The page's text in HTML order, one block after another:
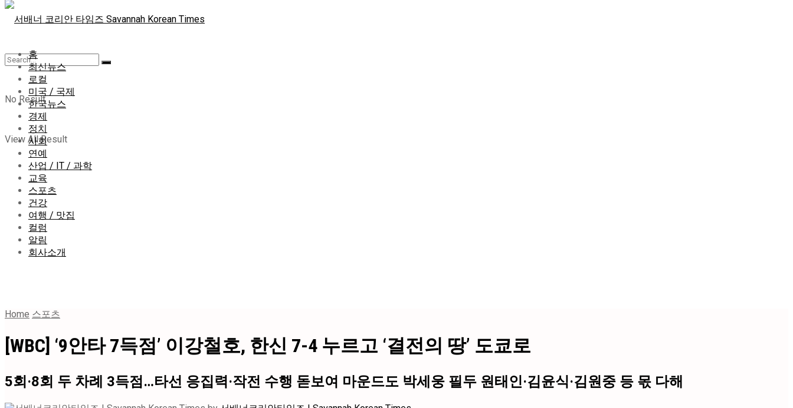
No Result
View All Result
홈
최신뉴스
로컬
미국 / 국제
한국뉴스
경제
정치
사회
연예
산업 / IT / 과학
교육
스포츠
건강
여행 / 맛집
컬럼
알림
회사소개
Home 스포츠
[WBC] ‘9안타 7득점’ 이강철호, 한신 7-4 누르고 ‘결전의 땅’ 도쿄로
5회·8회 두 차례 3득점…타선 응집력·작전 수행 돋보여 마운드도 박세웅 필두 원태인·김윤식·김원중 등 몫 다해